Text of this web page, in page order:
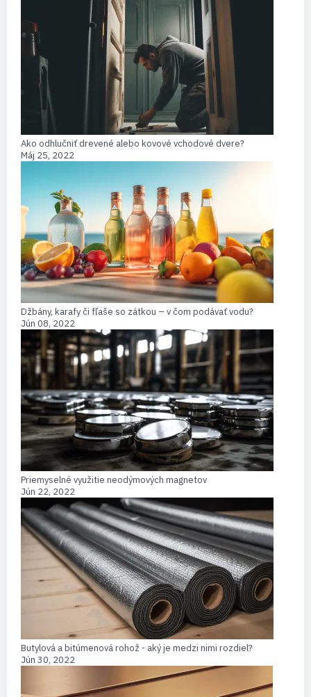
Ako odhlučniť drevené alebo kovové vchodové dvere?
Máj 25, 2022
Džbány, karafy či fľaše so zátkou – v čom podávať vodu?
Jún 08, 2022
Priemyselné využitie neodýmových magnetov
Jún 22, 2022
Butylová a bitúmenová rohož - aký je medzi nimi rozdiel?
Jún 30, 2022